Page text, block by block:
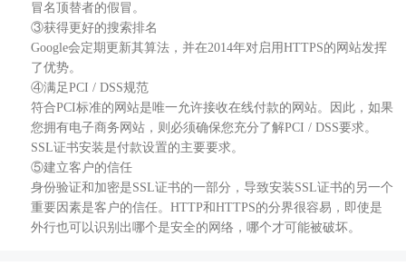
冒名顶替者的假冒。
③获得更好的搜索排名
Google会定期更新其算法，并在2014年对启用HTTPS的网站发挥
了优势。
④满足PCI / DSS规范
符合PCI标准的网站是唯一允许接收在线付款的网站。因此，如果
您拥有电子商务网站，则必须确保您充分了解PCI / DSS要求。
SSL证书安装是付款设置的主要要求。
⑤建立客户的信任
身份验证和加密是SSL证书的一部分，导致安装SSL证书的另一个
重要因素是客户的信任。HTTP和HTTPS的分界很容易，即使是
外行也可以识别出哪个是安全的网络，哪个才可能被破坏。